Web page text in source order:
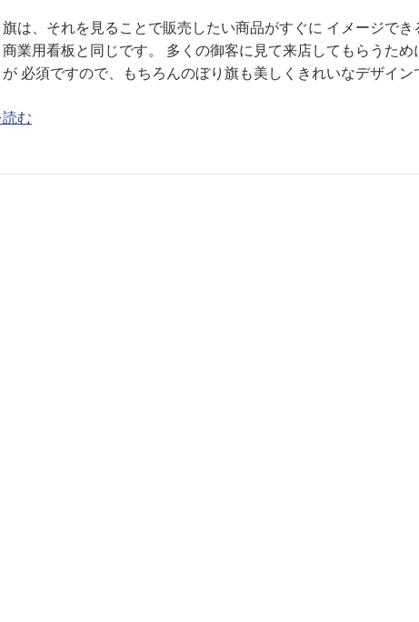
は、それを見ることで販売したい商品がすぐに イメージでき
業用看板と同じです。 多くの御客に見て来店してもらうため
が 必須ですので、もちろんのぼり旗も美しくきれいなデザイ
む